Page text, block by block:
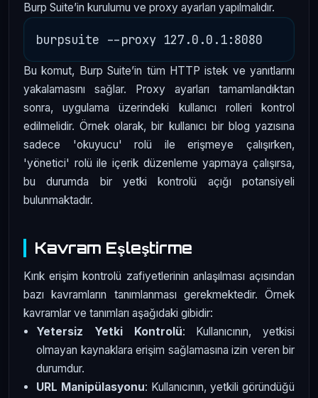
Burp Suite’in kurulumu ve proxy ayarları yapılmalıdır.
Bu komut, Burp Suite’in tüm HTTP istek ve yanıtlarını
yakalamasını sağlar. Proxy ayarları tamamlandıktan
sonra, uygulama üzerindeki kullanıcı rolleri kontrol
edilmelidir. Örnek olarak, bir kullanıcı bir blog yazısına
sadece 'okuyucu' rolü ile erişmeye çalışırken,
'yönetici' rolü ile içerik düzenleme yapmaya çalışırsa,
bu durumda bir yetki kontrolü açığı potansiyeli
bulunmaktadır.
Kavram Eşleştirme
Kırık erişim kontrolü zafiyetlerinin anlaşılması açısından
bazı kavramların tanımlanması gerekmektedir. Örnek
kavramlar ve tanımları aşağıdaki gibidir:
Yetersiz Yetki Kontrolü: Kullanıcının, yetkisi
olmayan kaynaklara erişim sağlamasına izin veren bir
durumdur.
URL Manipülasyonu: Kullanıcının, yetkili göründüğü